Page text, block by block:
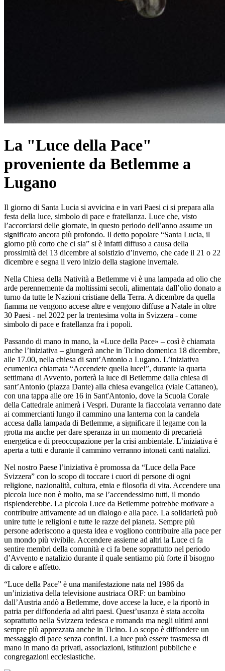
La "Luce della Pace"
proveniente da Betlemme a
Lugano
Il giorno di Santa Lucia si avvicina e in vari Paesi ci si prepara alla
festa della luce, simbolo di pace e fratellanza. Luce che, visto
l’accorciarsi delle giornate, in questo periodo dell’anno assume un
significato ancora più profondo. Il detto popolare “Santa Lucia, il
giorno più corto che ci sia” si è infatti diffuso a causa della
prossimità del 13 dicembre al solstizio d’inverno, che cade il 21 o 22
dicembre e segna il vero inizio della stagione invernale.
Nella Chiesa della Natività a Betlemme vi è una lampada ad olio che
arde perennemente da moltissimi secoli, alimentata dall’olio donato a
turno da tutte le Nazioni cristiane della Terra. A dicembre da quella
fiamma ne vengono accese altre e vengono diffuse a Natale in oltre
30 Paesi - nel 2022 per la trentesima volta in Svizzera - come
simbolo di pace e fratellanza fra i popoli.
Passando di mano in mano, la «Luce della Pace» – così è chiamata
anche l’iniziativa – giungerà anche in Ticino domenica 18 dicembre,
alle 17.00, nella chiesa di sant’Antonio a Lugano. L’iniziativa
ecumenica chiamata “Accendete quella luce!”, durante la quarta
settimana di Avvento, porterà la luce di Betlemme dalla chiesa di
sant’Antonio (piazza Dante) alla chiesa evangelica (viale Cattaneo),
con una tappa alle ore 16 in Sant'Antonio, dove la Scuola Corale
della Cattedrale animerà i Vespri. Durante la fiaccolata verranno date
ai commercianti lungo il cammino una lanterna con la candela
accesa dalla lampada di Betlemme, a significare il legame con la
grotta ma anche per dare speranza in un momento di precarietà
energetica e di preoccupazione per la crisi ambientale. L’iniziativa è
aperta a tutti e durante il cammino verranno intonati canti natalizi.
Nel nostro Paese l’iniziativa è promossa da “Luce della Pace
Svizzera” con lo scopo di toccare i cuori di persone di ogni
religione, nazionalità, cultura, etnia e filosofia di vita. Accendere una
piccola luce non è molto, ma se l’accendessimo tutti, il mondo
risplenderebbe. La piccola Luce da Betlemme potrebbe motivare a
contribuire attivamente ad un dialogo e alla pace. La solidarietà può
unire tutte le religioni e tutte le razze del pianeta. Sempre più
persone aderiscono a questa idea e vogliono contribuire alla pace per
un mondo più vivibile. Accendere assieme ad altri la Luce ci fa
sentire membri della comunità e ci fa bene soprattutto nel periodo
d’Avvento e natalizio durante il quale sentiamo più forte il bisogno
di calore e affetto.
“Luce della Pace” è una manifestazione nata nel 1986 da
un’iniziativa della televisione austriaca ORF: un bambino
dall’Austria andò a Betlemme, dove accese la luce, e la riportò in
patria per diffonderla ad altri paesi. Quest’usanza è stata accolta
soprattutto nella Svizzera tedesca e romanda ma negli ultimi anni
sempre più apprezzata anche in Ticino. Lo scopo è diffondere un
messaggio di pace senza confini. La luce può essere trasmessa di
mano in mano da privati, associazioni, istituzioni pubbliche e
congregazioni ecclesiastiche.